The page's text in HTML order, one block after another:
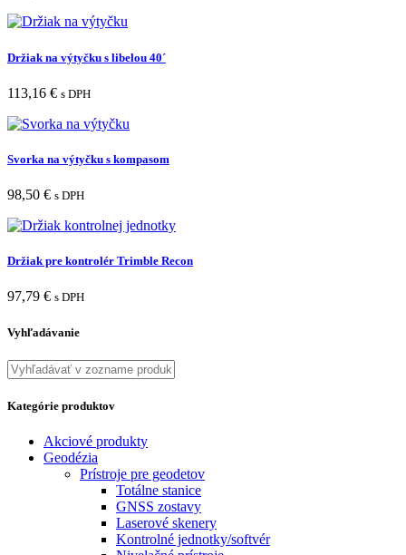
Držiak na výtyčku s libelou 40´
113,16 € s DPH
Svorka na výtyčku s kompasom
98,50 € s DPH
Držiak pre kontrolér Trimble Recon
97,79 € s DPH
Vyhľadávanie
Kategórie produktov
Akciové produkty
Geodézia
Prístroje pre geodetov
Totálne stanice
GNSS zostavy
Laserové skenery
Kontrolné jednotky/softvér